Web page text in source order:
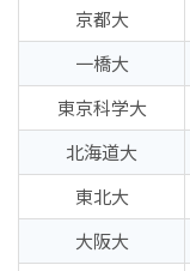
京都大
一橋大
東京科学大
北海道大
東北大
大阪大